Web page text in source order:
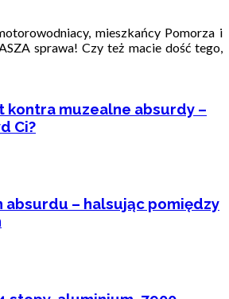
mieszkańcy Pomorza i
sprawa! Czy też macie dość tego,
kontra muzealne absurdy –
Ci?
absurdu – halsując pomiędzy